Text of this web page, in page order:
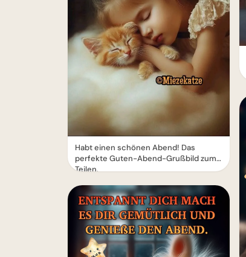
Habt einen schönen Abend! Das
perfekte Guten-Abend-Grußbild zum
Teilen.